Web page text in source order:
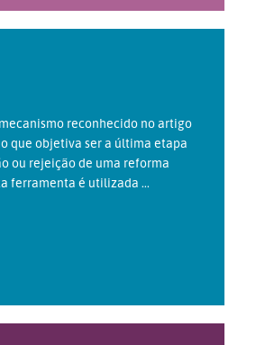
reconhecido no artigo
que objetiva ser a última etapa
ou rejeição de uma reforma
ferramenta é utilizada ...